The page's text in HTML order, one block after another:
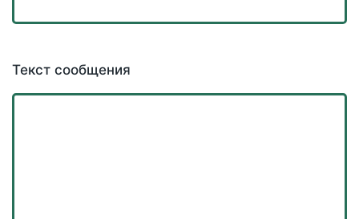
Текст сообщения